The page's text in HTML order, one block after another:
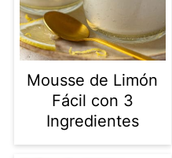
Mousse de Limón
Fácil con 3
Ingredientes